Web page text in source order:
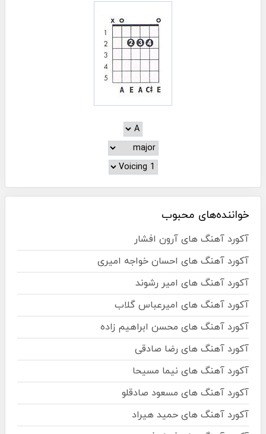
خواننده‌های محبوب
آکورد آهنگ های آرون افشار
آکورد آهنگ های احسان خواجه امیری
آکورد آهنگ های امیر رشوند
آکورد آهنگ های امیرعباس گلاب
آکورد آهنگ های محسن ابراهیم زاده
آکورد آهنگ های رضا صادقی
آکورد آهنگ های نیما مسیحا
آکورد آهنگ های مسعود صادقلو
آکورد آهنگ های حمید هیراد